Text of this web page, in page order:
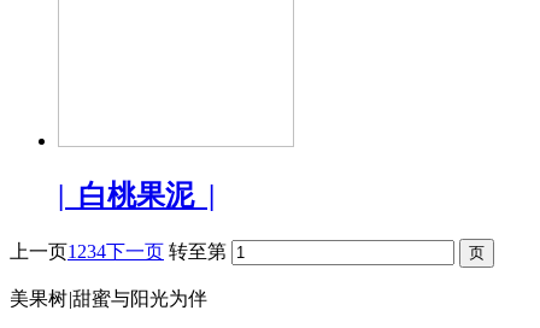
| 白桃果泥 |
上一页1 234下一页 转至第
美果树|甜蜜与阳光为伴